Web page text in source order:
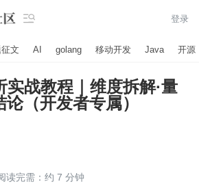
 登录
文 AI golang 移动开发 Java 开源
实战教程｜维度拆解·量
（开发者专属）
读完需：约 7 分钟